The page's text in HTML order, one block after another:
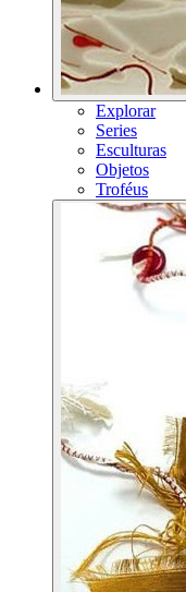
Explorar
Series
Esculturas
Objetos
Troféus